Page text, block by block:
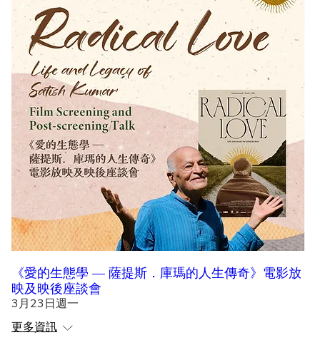
《愛的生態學 — 薩提斯．庫瑪的人生傳奇》電影放
映及映後座談會
3月23日週一
更多資訊